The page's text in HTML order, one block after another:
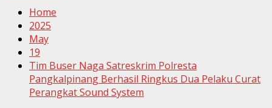
Home
2025
May
19
Tim Buser Naga Satreskrim Polresta
Pangkalpinang Berhasil Ringkus Dua Pelaku Curat
Perangkat Sound System